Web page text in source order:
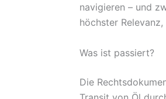
navigieren – und
höchster
Was ist passiert?
Die